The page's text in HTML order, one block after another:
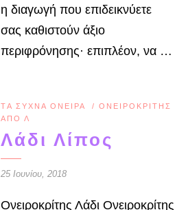
η διαγωγή που επιδεικνύετε
σας καθι­στούν άξιο
περιφρόνησης· επιπλέον, να …
TΑ ΣΥΧΝΆ ΌΝΕΙΡΑ / ΟΝΕΙΡΟΚΡΊΤΗΣ
ΑΠΌ Λ
Λάδι Λίπος
25 Ιουνίου, 2018
Ονειροκρίτης Λάδι Ονειροκρίτης